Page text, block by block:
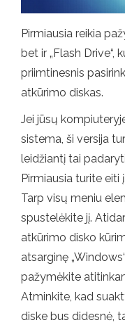
Pirmiausia reikia
bet ir „Flash Drive“,
priimtinesnis
atkūrimo diskas.
Jei jūsų
sistema, ši versija
leidžiantį tai
Pirmiausia turite
Tarp visų meniu
spustelėkite jį.
atkūrimo disko
atsarginę
pažymėkite
Atminkite, kad
diske bus didesnė,